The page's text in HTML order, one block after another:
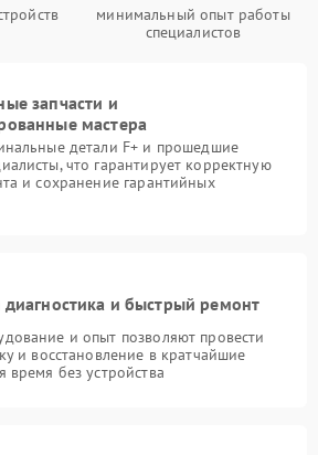
минимальный опыт работы
специалистов
запчасти и
мастера
детали F+ и прошедшие
что гарантирует корректную
и сохранение гарантийных
диагностика и быстрый ремонт
и опыт позволяют провести
и восстановление в кратчайшие
без устройства